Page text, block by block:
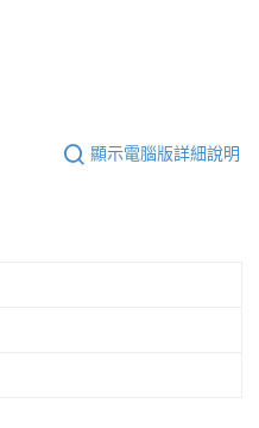
顯示電腦版詳細說明